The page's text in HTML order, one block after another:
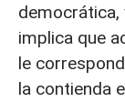
democrática,
implica que
le
la contienda